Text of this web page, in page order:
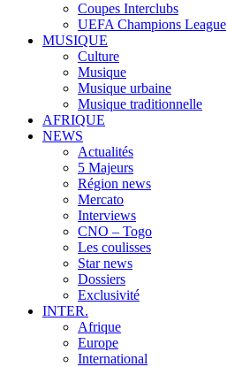
Coupes Interclubs
UEFA Champions League
MUSIQUE
Culture
Musique
Musique urbaine
Musique traditionnelle
AFRIQUE
NEWS
Actualités
5 Majeurs
Région news
Mercato
Interviews
CNO – Togo
Les coulisses
Star news
Dossiers
Exclusivité
INTER.
Afrique
Europe
International